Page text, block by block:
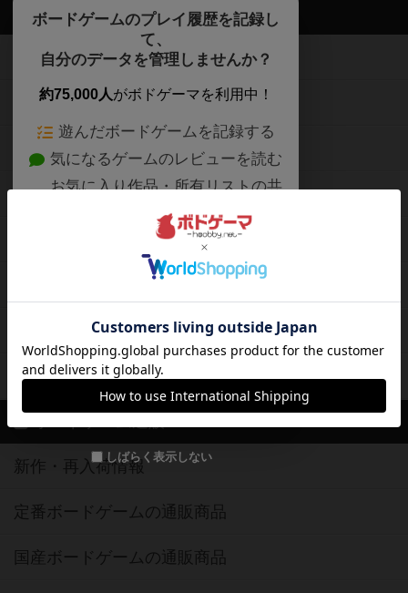
ボードゲームのプレイ履歴を記録し
て、
自分のデータを管理しませんか？
約75,000人がボドゲーマを利用中！
遊んだボードゲームを記録する
気になるゲームのレビューを読む
お気に入り作品・所有リストの共
有
ログイン / 会員登録（10秒）
X
または
しばらく表示しない
ボドゲーマTOP
ボードゲームを検索する
ボードゲームの新着レビュー
ボードゲーム会情報
メカニクス特集
掲示板・トピックス
ボドとも・会員一覧
ボードゲーム業界コラム
ボドゲーマご利用案内
新作・再入荷情報
定番ボードゲームの通販商品
国産ボードゲームの通販商品